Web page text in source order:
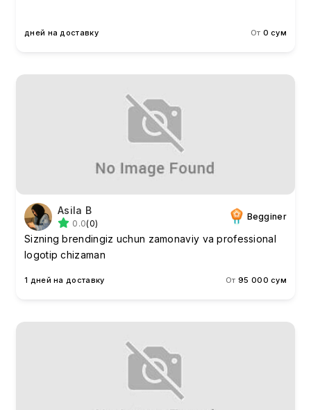
дней на доставку От 0 сум
Asila B
0.0(0)
Begginer
Sizning brendingiz uchun zamonaviy va professional
logotip chizaman
1 дней на доставку От 95 000 сум